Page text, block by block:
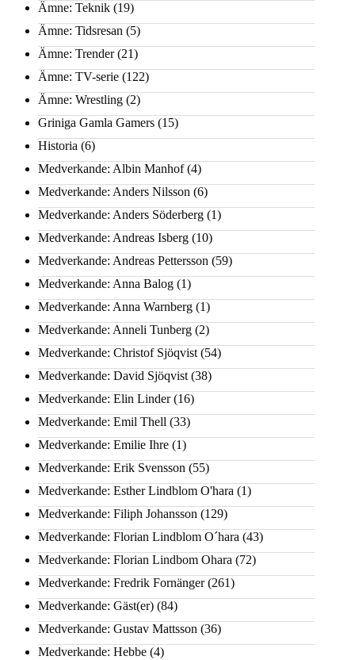
Ämne: Teknik (19)
Ämne: Tidsresan (5)
Ämne: Trender(21)
Ämne: TV-serie (122)
Ämne: Wrestling (2)
Griniga Gamla Gamers (15)
Historia (6)
Medverkande: Albin Manhof(4)
Medverkande: Anders Nilsson (6)
Medverkande: Anders Söderberg (1)
Medverkande: Andreas Isberg (10)
Medverkande: Andreas Pettersson (59)
Medverkande: Anna Balog (1)
Medverkande: Anna Warnberg (1)
Medverkande: Anneli Tunberg (2)
Medverkande: Christof Sjöqvist (54)
Medverkande: David Sjöqvist (38)
Medverkande: Elin Linder(16)
Medverkande: Emil Thell (33)
Medverkande: Emilie Ihre (1)
Medverkande: Erik Svensson (55)
Medverkande: Esther Lindblom O'hara (1)
Medverkande: Filiph Johansson (129)
Medverkande: Florian Lindblom O´hara (43)
Medverkande: Florian Lindbom Ohara (72)
Medverkande: Fredrik Fornänger(261)
Medverkande: Gäst(er) (84)
Medverkande: Gustav Mattsson (36)
Medverkande: Hebbe (4)